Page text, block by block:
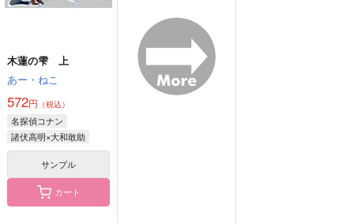
サンプル
作品詳細
木蓮の雫 上
あー・ねこ
572円 （税込）
名探偵コナン
諸伏高明×大和敢助
サンプル
カート